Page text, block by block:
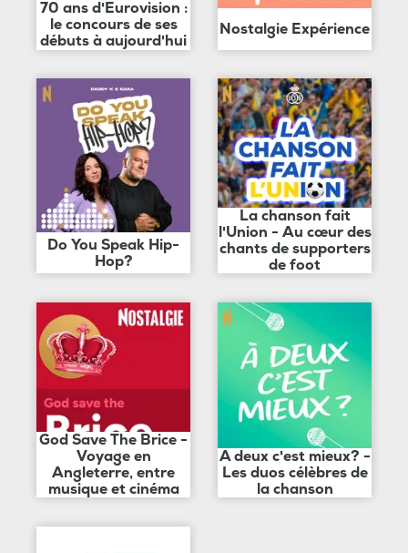
70 ans d'Eurovision :
le concours de ses
débuts à aujourd'hui
Nostalgie Expérience
Do You Speak Hip-
Hop?
La chanson fait
l'Union - Au cœur des
chants de supporters
de foot
God Save The Brice -
Voyage en
Angleterre, entre
musique et cinéma
A deux c'est mieux? -
Les duos célèbres de
la chanson